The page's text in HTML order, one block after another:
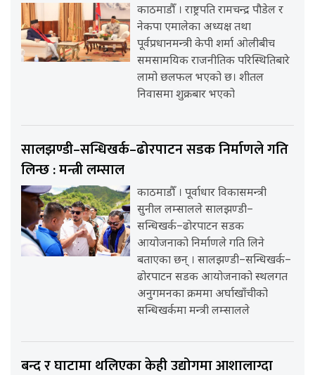
काठमाडौँ । राष्ट्रपति रामचन्द्र पौडेल र
नेकपा एमालेका अध्यक्ष तथा
पूर्वप्रधानमन्त्री केपी शर्मा ओलीबीच
समसामयिक राजनीतिक परिस्थितिबारे
लामो छलफल भएको छ। शीतल
निवासमा शुक्रबार भएको
सालझण्डी–सन्धिखर्क–ढोरपाटन सडक निर्माणले गति
लिन्छ : मन्त्री लम्साल
काठमाडौँ । पूर्वाधार विकासमन्त्री
सुनील लम्सालले सालझण्डी–
सन्धिखर्क–ढोरपाटन सडक
आयोजनाको निर्माणले गति लिने
बताएका छन् । सालझण्डी–सन्धिखर्क–
ढोरपाटन सडक आयोजनाको स्थलगत
अनुगमनका क्रममा अर्घाखाँचीको
सन्धिखर्कमा मन्त्री लम्सालले
बन्द र घाटामा थलिएका केही उद्योगमा आशालाग्दा